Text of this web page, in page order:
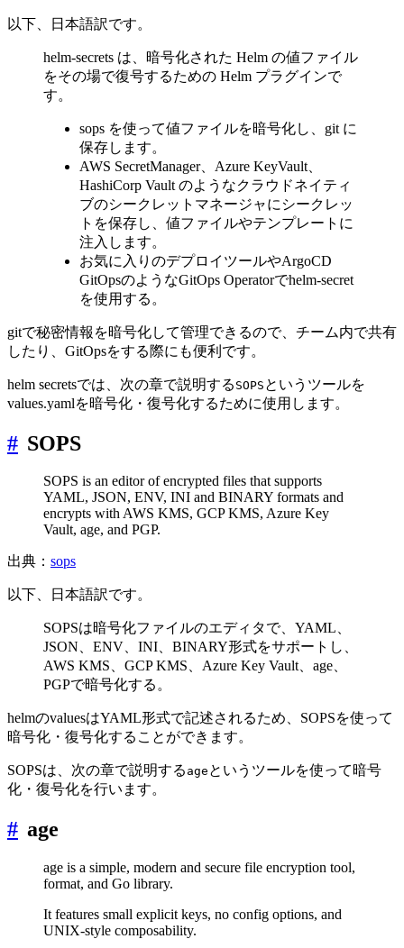
以下、日本語訳です。
helm-secrets は、暗号化された Helm の値ファイル
をその場で復号するための Helm プラグインで
す。
sops を使って値ファイルを暗号化し、git に
保存します。
AWS SecretManager、Azure KeyVault、
HashiCorp Vault のようなクラウドネイティ
ブのシークレットマネージャにシークレッ
トを保存し、値ファイルやテンプレートに
注入します。
お気に入りのデプロイツールやArgoCD
GitOpsのようなGitOps Operatorでhelm-secret
を使用する。
gitで秘密情報を暗号化して管理できるので、チーム内で共有
したり、GitOpsをする際にも便利です。
helm secretsでは、次の章で説明する SOPS というツールを
values.yamlを暗号化・復号化するために使用します。
# SOPS
SOPS is an editor of encrypted files that supports
YAML, JSON, ENV, INI and BINARY formats and
encrypts with AWS KMS, GCP KMS, Azure Key
Vault, age, and PGP.
出典： sops
以下、日本語訳です。
SOPSは暗号化ファイルのエディタで、YAML、
JSON、ENV、INI、BINARY形式をサポートし、
AWS KMS、GCP KMS、Azure Key Vault、age、
PGPで暗号化する。
helmのvaluesはYAML形式で記述されるため、SOPSを使って
暗号化・復号化することができます。
SOPSは、次の章で説明する age というツールを使って暗号
化・復号化を行います。
# age
age is a simple, modern and secure file encryption tool,
format, and Go library.
It features small explicit keys, no config options, and
UNIX-style composability.